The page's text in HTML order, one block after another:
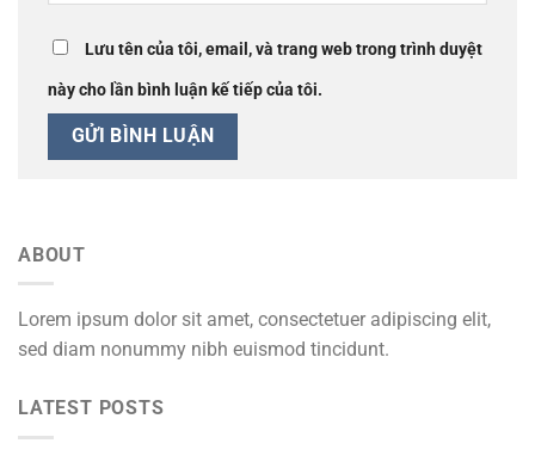
Lưu tên của tôi, email, và trang web trong trình duyệt
này cho lần bình luận kế tiếp của tôi.
ABOUT
Lorem ipsum dolor sit amet, consectetuer adipiscing elit,
sed diam nonummy nibh euismod tincidunt.
LATEST POSTS